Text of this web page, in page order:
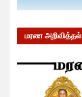
மரண அறிவித்தல்